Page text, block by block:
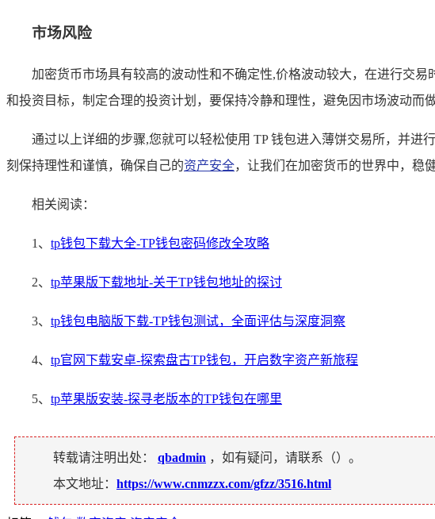
市场风险
加密货币市场具有较高的波动性和不确定性,价格波动较大，在进行交
和投资目标，制定合理的投资计划，要保持冷静和理性，避免因市场波动而
通过以上详细的步骤,您就可以轻松使用 TP 钱包进入薄饼交易所，并
刻保持理性和谨慎，确保自己的资产安全，让我们在加密货币的世界中，稳
相关阅读：
1、 tp钱包下载大全-TP钱包密码修改全攻略
2、 tp苹果版下载地址-关于TP钱包地址的探讨
3、 tp钱包电脑版下载-TP钱包测试，全面评估与深度洞察
4、 tp官网下载安卓-探索盘古TP钱包，开启数字资产新旅程
5、 tp苹果版安装-探寻老版本的TP钱包在哪里
转载请注明出处： qbadmin ，如有疑问，请联系（）。
本文地址： https://www.cnmzzx.com/gfzz/3516.html